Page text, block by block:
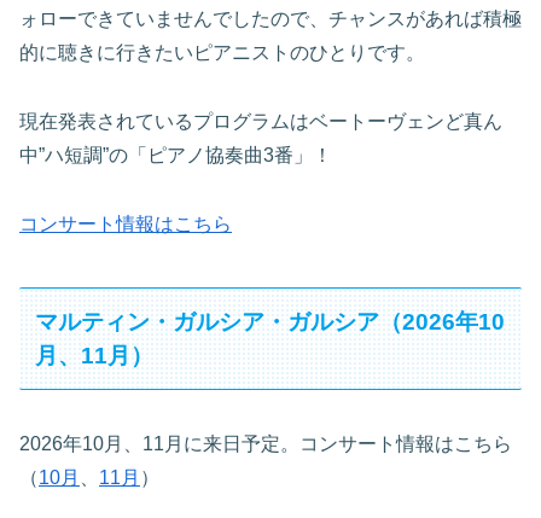
ォローできていませんでしたので、チャンスがあれば積極
的に聴きに行きたいピアニストのひとりです。
現在発表されているプログラムはベートーヴェンど真ん
中”ハ短調”の「ピアノ協奏曲3番」！
コンサート情報はこちら
マルティン・ガルシア・ガルシア（2026年10
月、11月）
2026年10月、11月に来日予定。コンサート情報はこちら
（10月 11月 ）